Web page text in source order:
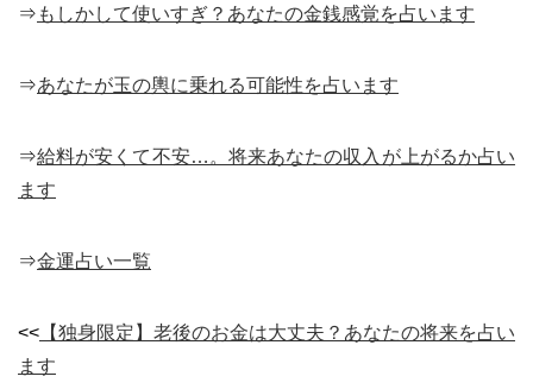
⇒ もしかして使いすぎ？あなたの金銭感覚を占います
⇒あなたが玉の輿に乗れる可能性を占います
⇒給料が安くて不安…。将来あなたの収入が上がるか占い
ます
⇒金運占い一覧
<< 【独身限定】老後のお金は大丈夫？あなたの将来を占い
ます